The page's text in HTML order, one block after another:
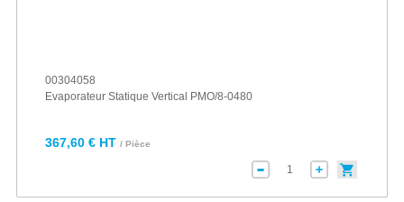
00304058
Evaporateur Statique Vertical PMO/8-0480
367,60 € HT / Pièce